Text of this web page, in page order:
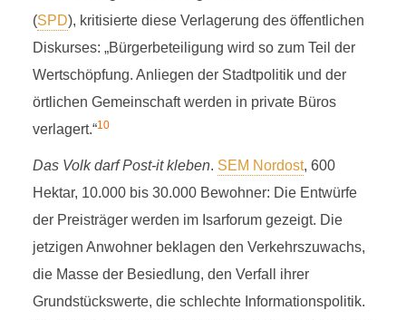
(SPD), kritisierte diese Verlagerung des öffentlichen
Diskurses: „Bürgerbeteiligung wird so zum Teil der
Wertschöpfung. Anliegen der Stadtpolitik und der
örtlichen Gemeinschaft werden in private Büros
verlagert.“10
Das Volk darf Post-it kleben. SEM Nordost, 600
Hektar, 10.000 bis 30.000 Bewohner: Die Entwürfe
der Preisträger werden im Isarforum gezeigt. Die
jetzigen Anwohner beklagen den Verkehrszuwachs,
die Masse der Besiedlung, den Verfall ihrer
Grundstückswerte, die schlechte Informationspolitik.